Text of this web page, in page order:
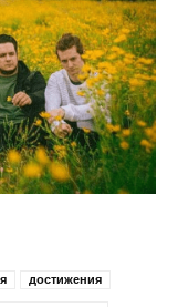
достижения